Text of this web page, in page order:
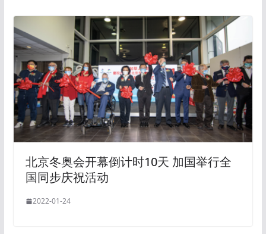
北京冬奥会开幕倒计时10天 加国举行全
国同步庆祝活动
2022-01-24